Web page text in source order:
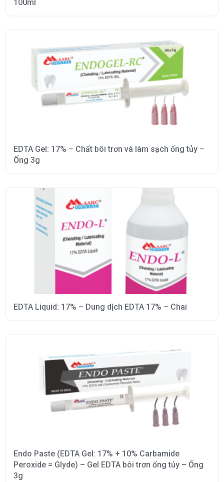
100ml
EDTA Gel: 17% – Chất bôi trơn và làm sạch ống tủy –
Ống 3g
EDTA Liquid: 17% – Dung dịch EDTA 17% – Chai
Endo Paste (EDTA Gel: 17% + 10% Carbamide
Peroxide = Glyde) – Gel EDTA bôi trơn ống tủy – Ống
3g